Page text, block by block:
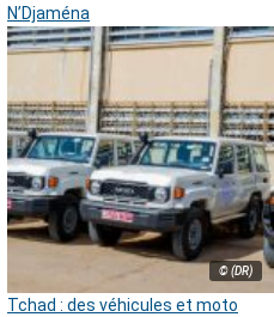
N’Djaména
© (DR)
Tchad : des véhicules et moto